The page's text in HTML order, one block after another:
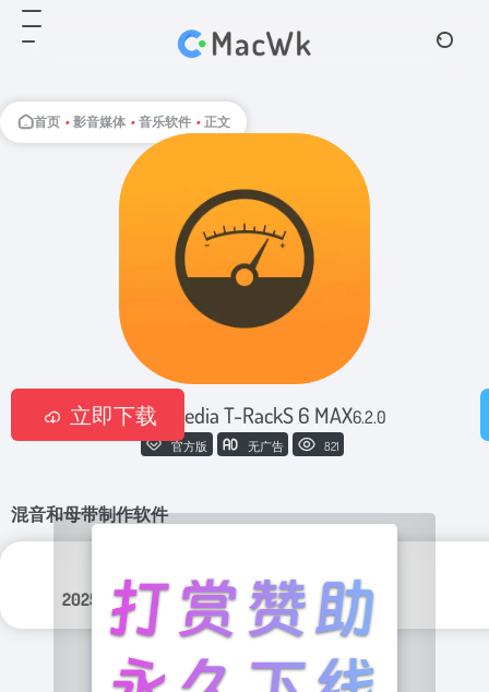
首页 • 影音媒体 • 音乐软件 • 正文
IK Multimedia T-RackS 6 MAX6.2.0
官方版 无广告 821
混音和母带制作软件
2025年 3月 22日
影音媒体
音乐软件
立即下载